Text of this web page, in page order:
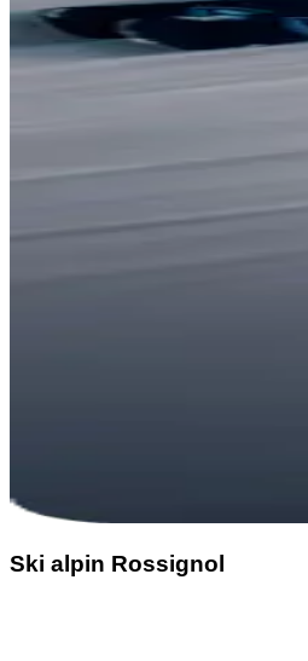
Ski alpin Rossignol